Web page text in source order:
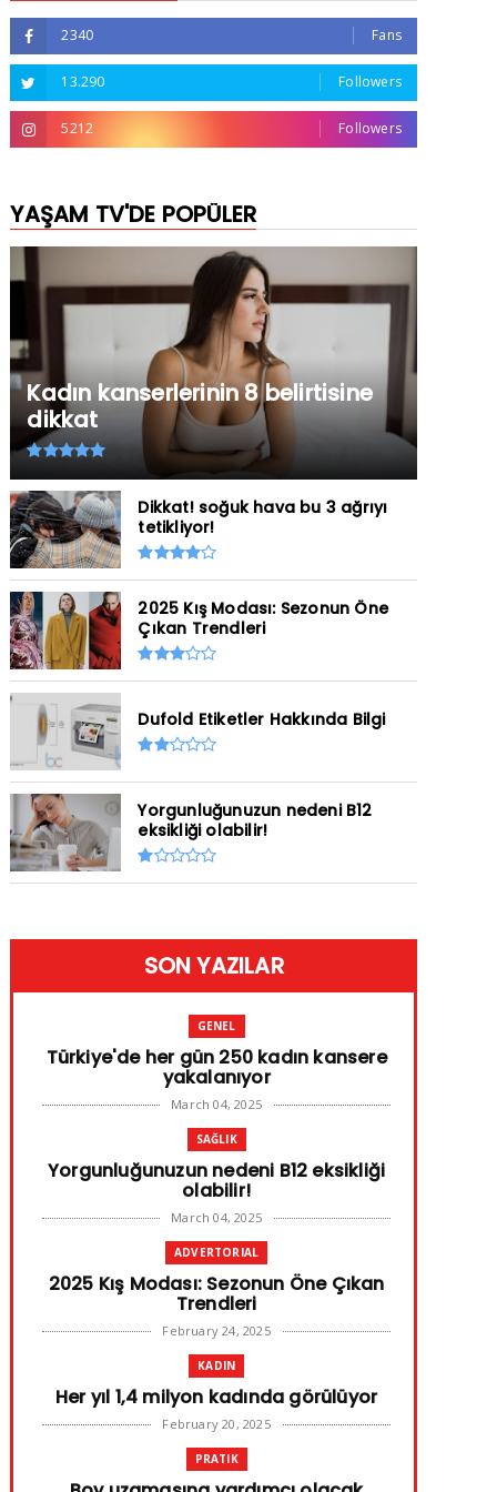
2340 Fans
13.290 Followers
5212 Followers
YAŞAM TV'DE POPÜLER
Kadın kanserlerinin 8 belirtisine
dikkat
Dikkat! soğuk hava bu 3 ağrıyı
tetikliyor!
2025 Kış Modası: Sezonun Öne
Çıkan Trendleri
Dufold Etiketler Hakkında Bilgi
Yorgunluğunuzun nedeni B12
eksikliği olabilir!
SON YAZILAR
GENEL
Türkiye'de her gün 250 kadın kansere
yakalanıyor
March 04, 2025
SAĞLIK
Yorgunluğunuzun nedeni B12 eksikliği
olabilir!
March 04, 2025
ADVERTORIAL
2025 Kış Modası: Sezonun Öne Çıkan
Trendleri
February 24, 2025
KADIN
Her yıl 1,4 milyon kadında görülüyor
February 20, 2025
PRATIK